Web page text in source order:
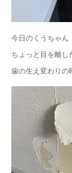
今日のくうちゃん
ちょっと目を離し
歯の生え変わりの